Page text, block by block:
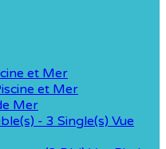
et Mer
et Mer
Mer
- 3 Single(s) Vue